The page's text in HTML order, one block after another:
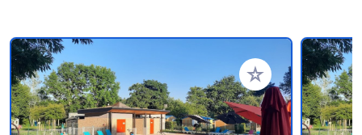
Add to your